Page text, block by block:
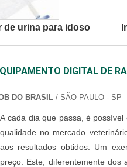
de urina para idoso
DIGITAL DE
DO BRASIL/ SÃO PAULO - SP
A cada dia que passa, é
qualidade no mercado
aos resultados obtidos. Um
preço. Este, diferentemente dos